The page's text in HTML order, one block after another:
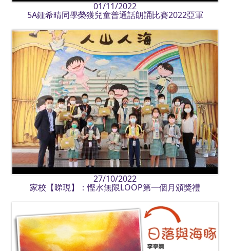
01/11/2022
5A鍾希晴同學榮獲兒童普通話朗誦比賽2022亞軍
27/10/2022
家校【睇現】：慳水無限LOOP第一個月頒獎禮